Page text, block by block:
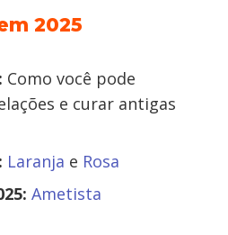
2025
Como você pode
e curar antigas
Laranja e Rosa
Ametista